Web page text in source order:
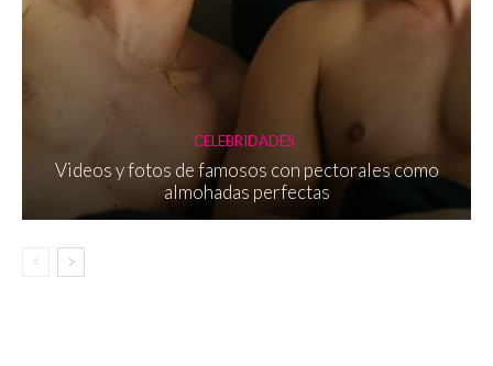
CELEBRIDADES
Videos y fotos de famosos con pectorales como
almohadas perfectas